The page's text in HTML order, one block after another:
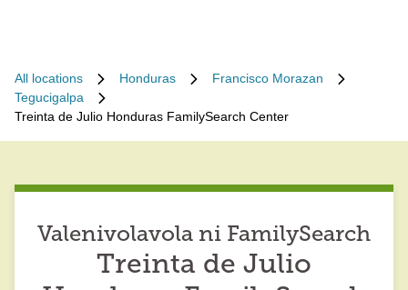
All locations Honduras
Francisco Morazan
Tegucigalpa
Treinta de Julio Honduras FamilySearch Center
Valenivolavola ni FamilySearch
Treinta de Julio